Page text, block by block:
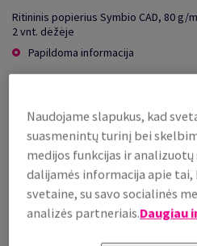
Ritininis popierius Symbio CAD, 80 g/
2 vnt. dėžėje
Papildoma informacija
13,35 €
(1,68 kg )
PALAIKOMA SANDĖLYJE
rit.
Naudojame slapukus, kad
suasmenintų turinį bei
medijos funkcijas ir
dalijamės informacija apie tai,
svetaine, su savo socialinės
analizės partneriais.Daugiau